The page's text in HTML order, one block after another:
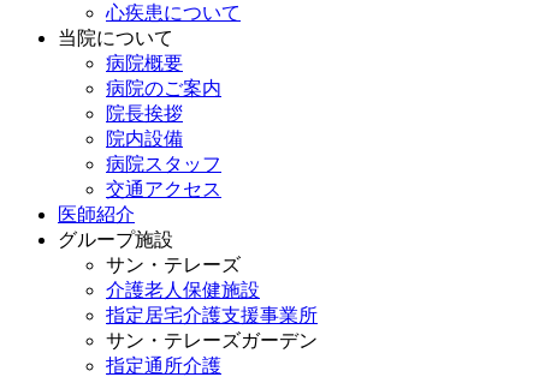
心疾患について
当院について
病院概要
病院のご案内
院長挨拶
院内設備
病院スタッフ
交通アクセス
医師紹介
グループ施設
サン・テレーズ
介護老人保健施設
指定居宅介護支援事業所
サン・テレーズガーデン
指定通所介護